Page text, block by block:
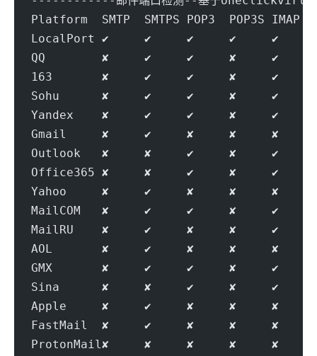
Platform  SMTP  SMTPS POP3  POP3S IMAP
LocalPort ✔     ✔     ✔     ✔     ✔
QQ        ✘     ✔     ✔     ✘     ✔
163       ✘     ✔     ✔     ✘     ✔
Sohu      ✘     ✔     ✔     ✘     ✔
Yandex    ✘     ✔     ✔     ✘     ✔
Gmail     ✘     ✔     ✘     ✘     ✘
Outlook   ✘     ✘     ✔     ✘     ✔
Office365 ✘     ✘     ✔     ✘     ✔
Yahoo     ✘     ✔     ✘     ✘     ✘
MailCOM   ✘     ✔     ✔     ✘     ✔
MailRU    ✘     ✔     ✘     ✘     ✔
AOL       ✘     ✔     ✘     ✘     ✘
GMX       ✘     ✔     ✔     ✘     ✔
Sina      ✘     ✘     ✔     ✘     ✔
Apple     ✘     ✔     ✘     ✘     ✘
FastMail  ✘     ✔     ✘     ✘     ✘
ProtonMail✘     ✘     ✘     ✘     ✘